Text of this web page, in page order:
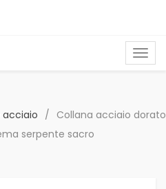
MENU
acciaio / Collana acciaio dorato
serpente sacro